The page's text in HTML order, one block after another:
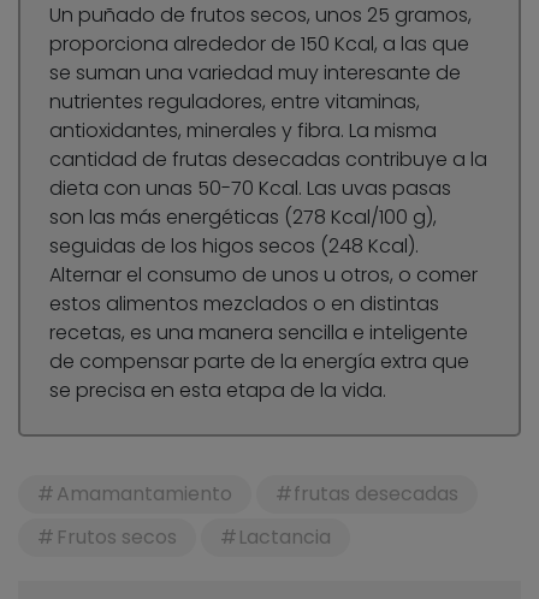
Un puñado de frutos secos, unos 25 gramos,
proporciona alrededor de 150 Kcal, a las que
se suman una variedad muy interesante de
nutrientes reguladores, entre vitaminas,
antioxidantes, minerales y fibra. La misma
cantidad de frutas desecadas contribuye a la
dieta con unas 50-70 Kcal. Las uvas pasas
son las más energéticas (278 Kcal/100 g),
seguidas de los higos secos (248 Kcal).
Alternar el consumo de unos u otros, o comer
estos alimentos mezclados o en distintas
recetas, es una manera sencilla e inteligente
de compensar parte de la energía extra que
se precisa en esta etapa de la vida.
Amamantamiento
frutas desecadas
Frutos secos
Lactancia